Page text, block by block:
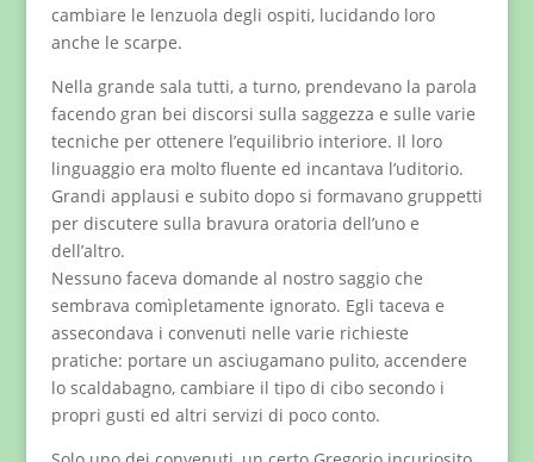
cambiare le lenzuola degli ospiti, lucidando loro
anche le scarpe.
Nella grande sala tutti, a turno, prendevano la parola
facendo gran bei discorsi sulla saggezza e sulle varie
tecniche per ottenere l’equilibrio interiore. Il loro
linguaggio era molto fluente ed incantava l’uditorio.
Grandi applausi e subito dopo si formavano gruppetti
per discutere sulla bravura oratoria dell’uno e
dell’altro.
Nessuno faceva domande al nostro saggio che
sembrava comìpletamente ignorato. Egli taceva e
assecondava i convenuti nelle varie richieste
pratiche: portare un asciugamano pulito, accendere
lo scaldabagno, cambiare il tipo di cibo secondo i
propri gusti ed altri servizi di poco conto.